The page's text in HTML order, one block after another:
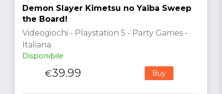
Demon Slayer Kimetsu no Yaiba Sweep
the Board!
Videogiochi - Playstation 5 - Party Games -
Italiana
Disponibile
€39.99 Buy